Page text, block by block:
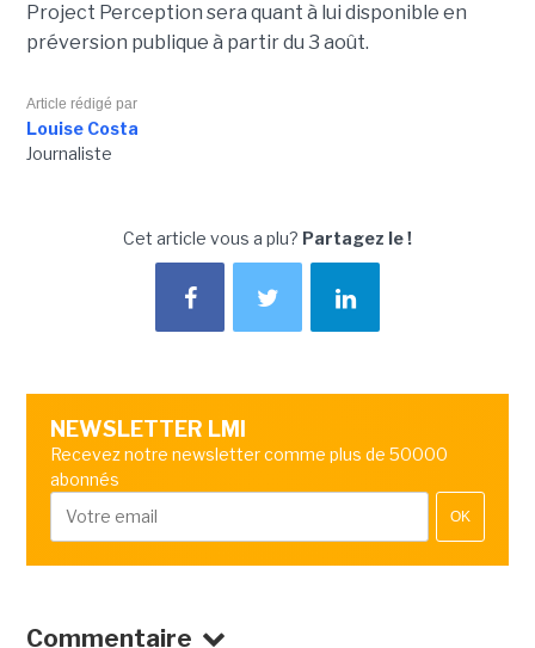
Project Perception sera quant à lui disponible en
préversion publique à partir du 3 août.
Article rédigé par
Louise Costa
Journaliste
Cet article vous a plu? Partagez le !
NEWSLETTER LMI
Recevez notre newsletter comme plus de 50000
abonnés
OK
Commentaire